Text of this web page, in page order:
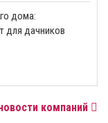
дома:
для дачников
компаний